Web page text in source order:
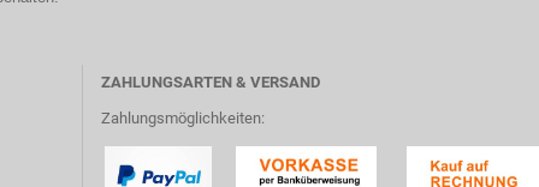
ZAHLUNGSARTEN & VERSAND
Zahlungsmöglichkeiten: